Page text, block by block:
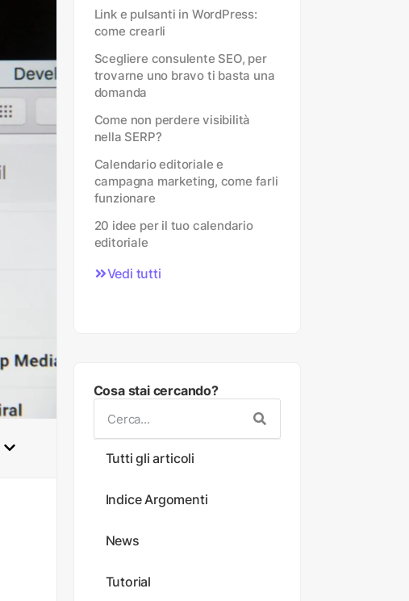
Link e pulsanti in WordPress:
come crearli
Scegliere consulente SEO, per
trovarne uno bravo ti basta una
domanda
Come non perdere visibilità
nella SERP?
Calendario editoriale e
campagna marketing, come farli
funzionare
20 idee per il tuo calendario
editoriale
Vedi tutti
Cosa stai cercando?
Tutti gli articoli
Indice Argomenti
News
Tutorial